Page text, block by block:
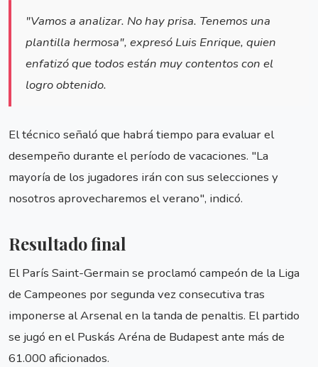
"Vamos a analizar. No hay prisa. Tenemos una
plantilla hermosa", expresó Luis Enrique, quien
enfatizó que todos están muy contentos con el
logro obtenido.
El técnico señaló que habrá tiempo para evaluar el
desempeño durante el período de vacaciones. "La
mayoría de los jugadores irán con sus selecciones y
nosotros aprovecharemos el verano", indicó.
Resultado final
El París Saint-Germain se proclamó campeón de la Liga
de Campeones por segunda vez consecutiva tras
imponerse al Arsenal en la tanda de penaltis. El partido
se jugó en el Puskás Aréna de Budapest ante más de
61.000 aficionados.